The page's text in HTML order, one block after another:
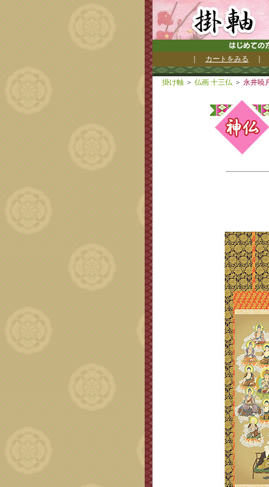
カートをみる
掛け軸 ＞ 仏画 十三仏 ＞ 永井暁